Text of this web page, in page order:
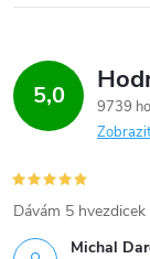
5,0
9739
Michal
Dávám 5 hvezdicek